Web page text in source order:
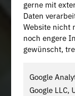
gerne mit
Daten
Website nicht
noch engere
gewünscht,
Google
Google LLC,